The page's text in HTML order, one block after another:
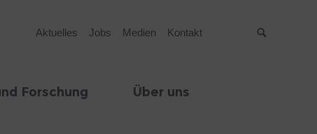
Aktuelles Jobs Medien Kontakt
Forschung Über uns